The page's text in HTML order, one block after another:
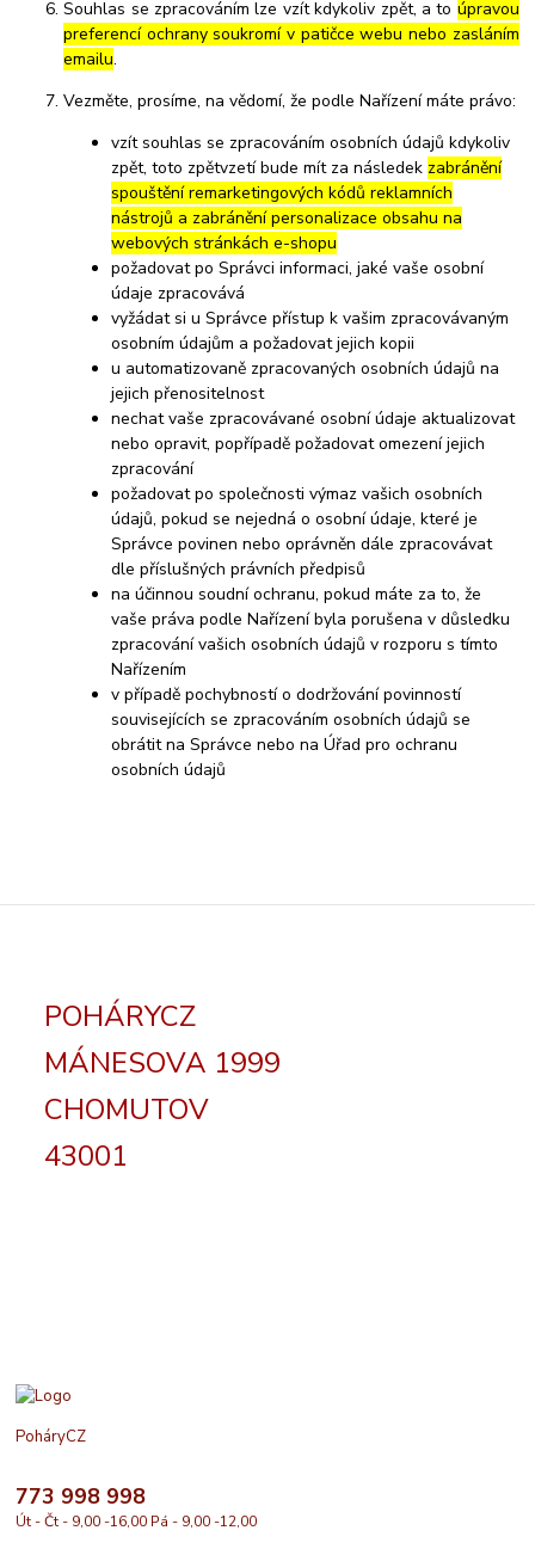
Souhlas se zpracováním lze vzít kdykoliv zpět, a to úpravou
preferencí ochrany soukromí v patičce webu nebo zasláním
emailu.
Vezměte, prosíme, na vědomí, že podle Nařízení máte právo:
vzít souhlas se zpracováním osobních údajů kdykoliv
zpět, toto zpětvzetí bude mít za následek zabránění
spouštění remarketingových kódů reklamních
nástrojů a zabránění personalizace obsahu na
webových stránkách e-shopu
požadovat po Správci informaci, jaké vaše osobní
údaje zpracovává
vyžádat si u Správce přístup k vašim zpracovávaným
osobním údajům a požadovat jejich kopii
u automatizovaně zpracovaných osobních údajů na
jejich přenositelnost
nechat vaše zpracovávané osobní údaje aktualizovat
nebo opravit, popřípadě požadovat omezení jejich
zpracování
požadovat po společnosti výmaz vašich osobních
údajů, pokud se nejedná o osobní údaje, které je
Správce povinen nebo oprávněn dále zpracovávat
dle příslušných právních předpisů
na účinnou soudní ochranu, pokud máte za to, že
vaše práva podle Nařízení byla porušena v důsledku
zpracování vašich osobních údajů v rozporu s tímto
Nařízením
v případě pochybností o dodržování povinností
souvisejících se zpracováním osobních údajů se
obrátit na Správce nebo na Úřad pro ochranu
osobních údajů
POHÁRYCZ
MÁNESOVA 1999
CHOMUTOV
43001
PoháryCZ
773 998 998
Út - Čt - 9,00 -16,00 Pá - 9,00 -12,00